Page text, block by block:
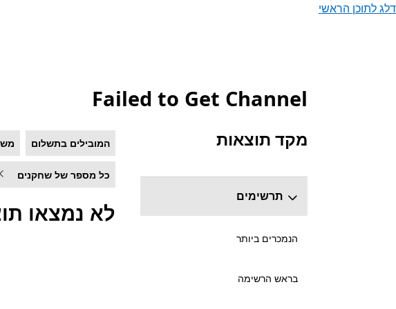
דלג לתוכן הראשי
רשימה של Microsoft.com
Failed to Get Channel
מקד תוצאות
דלג על מקטע מיקוד התוצאות
תרשימים
הנמכרים ביותר
בראש הרשימה
המובילים בתשלום
כל מספר של שחקנים
לא נמצאו